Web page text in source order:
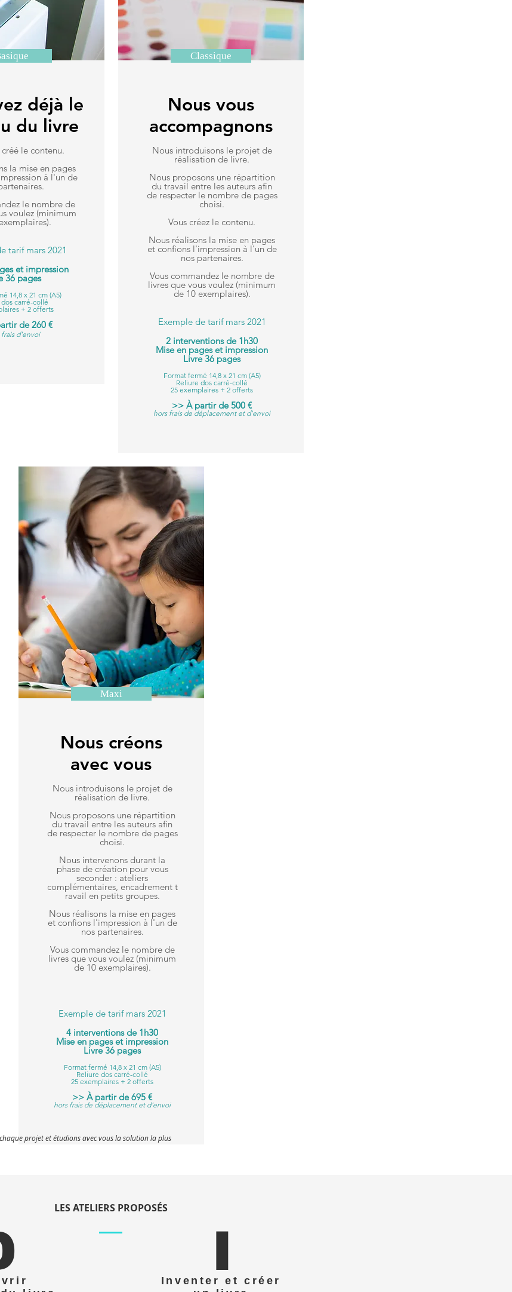
déjà le
du livre
créé le contenu.
la mise en pages
à l'un de
le nombre de
voulez (minimum
tarif mars 2021
et impression
36 pages
14,8 x 21 cm (A5)
carré-collé
+ 2 offerts
de 260 €
frais d'envoi
Classique
Nous vous
accompagnons
Nous introduisons le projet de
réalisation de livre.
Nous proposons une répartition
du travail entre les auteurs afin
de respecter le nombre de pages
choisi.
Vous créez le contenu.
Nous réalisons la mise en pages
et confions l'impression à l'un de
nos partenaires.
Vous commandez le nombre de
livres que vous voulez (minimum
de 10 exemplaires).
Exemple de tarif mars 2021
2 interventions de 1h30
Mise en pages et impression
Livre 36 pages
Format fermé 14,8 x 21 cm (A5)
Reliure dos carré-collé
25 exemplaires + 2 offerts
>> À partir de 500 €
hors frais de déplacement et d'envoi
Maxi
Nous créons
avec vous
Nous introduisons le projet de
réalisation de livre.
Nous proposons une répartition
du travail entre les auteurs afin
de respecter le nombre de pages
choisi.
Nous intervenons durant la
phase de création pour vous
seconder : ateliers
complémentaires, encadrement t
ravail en petits groupes.
Nous réalisons la mise en pages
et confions l'impression à l'un de
nos partenaires.
Vous commandez le nombre de
livres que vous voulez (minimum
de 10 exemplaires).
Exemple de tarif mars 2021
4 interventions de 1h30
Mise en pages et impression
Livre 36 pages
Format fermé 14,8 x 21 cm (A5)
Reliure dos carré-collé
25 exemplaires + 2 offerts
>> À partir de 695 €
hors frais de déplacement et d'envoi
projet et étudions avec vous la solution la plus
LES ATELIERS PROPOSÉS
I
Inventer et créer